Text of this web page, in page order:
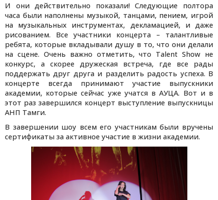
И они действительно показали! Следующие полтора
часа были наполнены музыкой, танцами, пением, игрой
на музыкальных инструментах, декламацией, и даже
рисованием. Все участники концерта – талантливые
ребята, которые вкладывали душу в то, что они делали
на сцене. Очень важно отметить, что Talent Show не
конкурс, а скорее дружеская встреча, где все рады
поддержать друг друга и разделить радость успеха. В
концерте всегда принимают участие выпускники
академии, которые сейчас уже учатся в АУЦА. Вот и в
этот раз завершился концерт выступление выпускницы
АНП Тамги.
В завершении шоу всем его участникам были вручены
сертификаты за активное участие в жизни академии.